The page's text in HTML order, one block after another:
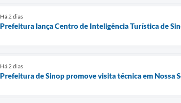
Há 2 dias
Prefeitura lança Centro de Inteligência Turística de
Há 2 dias
Prefeitura de Sinop promove visita técnica em